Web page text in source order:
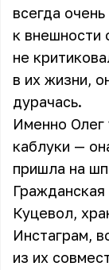
всегда
к внешности
не
в их жизни,
дурачась.
Именно Олег
каблуки —
пришла на
Куцевол,
Инстаграм,
из их